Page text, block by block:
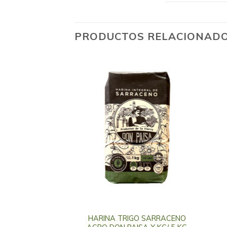
PRODUCTOS
HARINA TRIGO SARRACENO